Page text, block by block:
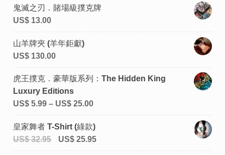
鬼滅之刃．賭場級撲克牌
US$13.00
山羊牌夾 (羊年鉅獻)
US$130.00
虎王撲克．豪華版系列：The Hidden King
Luxury Editions
US$5.99– US$25.00
皇家舞者 T-Shirt (綠款)
US$32.95 US$25.95